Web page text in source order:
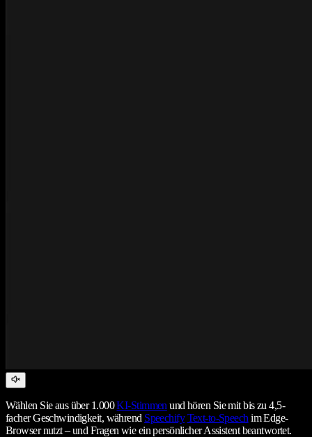
Wählen Sie aus über 1.000KI-Stimmen und hören Sie mit bis zu 4,5-
facher Geschwindigkeit, während Speechify Text-to-Speech im Edge-
Browser nutzt – und Fragen wie ein persönlicher Assistent beantwortet.